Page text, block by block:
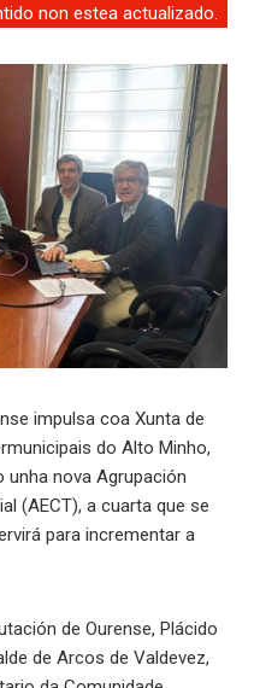
non estea actualizado.
impulsa coa Xunta de
do Alto Minho,
unha nova Agrupación
(AECT), a cuarta que se
para incrementar a
de Ourense, Plácido
de Arcos de Valdevez,